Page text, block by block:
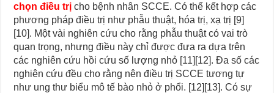
chọn điều trị cho bệnh nhân SCCE. Có thể kết hợp các
phương pháp điều trị như phẫu thuật, hóa trị, xạ trị [9]
[10]. Một vài nghiên cứu cho rằng phẫu thuật có vai trò
quan trọng, nhưng điều này chỉ được đưa ra dựa trên
các nghiên cứu hồi cứu số lượng nhỏ [11][12]. Đa số các
nghiên cứu đều cho rằng nên điều trị SCCE tương tự
như ung thư biểu mô tế bào nhỏ ở phổi. [12][13]. Có sự